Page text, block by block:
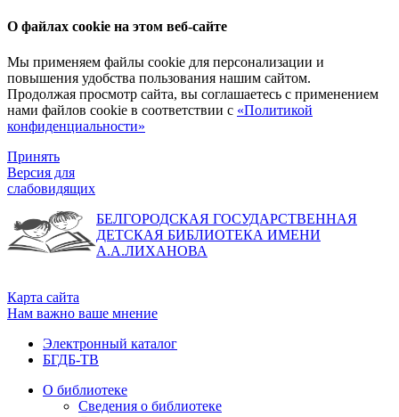
О файлах cookie на этом веб-сайте
Мы применяем файлы cookie для персонализации и
повышения удобства пользования нашим сайтом.
Продолжая просмотр сайта, вы соглашаетесь с применением
нами файлов cookie в соответствии с «Политикой
конфиденциальности»
Принять
Версия для
слабовидящих
БЕЛГОРОДСКАЯ ГОСУДАРСТВЕННАЯ
ДЕТСКАЯ БИБЛИОТЕКА ИМЕНИ
А.А.ЛИХАНОВА
Карта сайта
Нам важно ваше мнение
Электронный каталог
БГДБ-ТВ
О библиотеке
Сведения о библиотеке